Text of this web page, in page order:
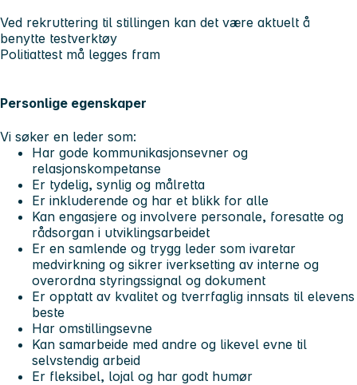
Ved rekruttering til stillingen kan det være aktuelt å
benytte testverktøy
Politiattest må legges fram
Personlige egenskaper
Vi søker en leder som:
Har gode kommunikasjonsevner og
relasjonskompetanse
Er tydelig, synlig og målretta
Er inkluderende og har et blikk for alle
Kan engasjere og involvere personale, foresatte og
rådsorgan i utviklingsarbeidet
Er en samlende og trygg leder som ivaretar
medvirkning og sikrer iverksetting av interne og
overordna styringssignal og dokument
Er opptatt av kvalitet og tverrfaglig innsats til elevens
beste
Har omstillingsevne
Kan samarbeide med andre og likevel evne til
selvstendig arbeid
Er fleksibel, lojal og har godt humør